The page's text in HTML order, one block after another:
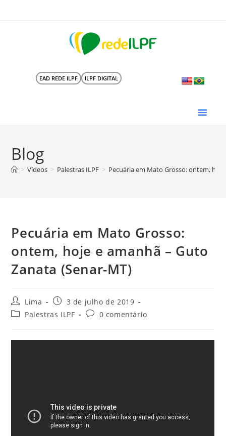
EAD REDE ILPF ILPF DIGITAL
Blog
> Vídeos > Palestras ILPF > Pecuária em Mato Grosso: ontem,
Pecuária em Mato Grosso:
ontem, hoje e amanhã – Guto
Zanata (Senar-MT)
Lima
3 de julho de 2019
Palestras ILPF
0 comentário